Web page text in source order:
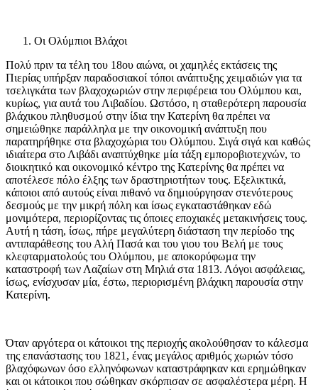
Οι Ολύμπιοι Βλάχοι
Πολύ πριν τα τέλη του 18ου αιώνα, οι χαμηλές εκτάσεις της
Πιερίας υπήρξαν παραδοσιακοί τόποι ανάπτυξης χειμαδιών για τα
τσελιγκάτα των βλαχοχωριών στην περιφέρεια του Ολύμπου και,
κυρίως, για αυτά του Λιβαδίου. Ωστόσο, η σταθερότερη παρουσία
βλάχικου πληθυσμού στην ίδια την Κατερίνη θα πρέπει να
σημειώθηκε παράλληλα με την οικονομική ανάπτυξη που
παρατηρήθηκε στα βλαχοχώρια του Ολύμπου. Σιγά σιγά και καθώς
ιδιαίτερα στο Λιβάδι αναπτύχθηκε μία τάξη εμποροβιοτεχνών, το
διοικητικό και οικονομικό κέντρο της Κατερίνης θα πρέπει να
αποτέλεσε πόλο έλξης των δραστηριοτήτων τους. Εξελικτικά,
κάποιοι από αυτούς είναι πιθανό να δημιούργησαν στενότερους
δεσμούς με την μικρή πόλη και ίσως εγκαταστάθηκαν εδώ
μονιμότερα, περιορίζοντας τις όποιες εποχιακές μετακινήσεις τους.
Αυτή η τάση, ίσως, πήρε μεγαλύτερη διάσταση την περίοδο της
αντιπαράθεσης του Αλή Πασά και του γιου του Βελή με τους
κλεφταρματολούς του Ολύμπου, με αποκορύφωμα την
καταστροφή των Λαζαίων στη Μηλιά στα 1813. Λόγοι ασφάλειας,
ίσως, ενίσχυσαν μία, έστω, περιορισμένη βλάχικη παρουσία στην
Κατερίνη.
Όταν αργότερα οι κάτοικοι της περιοχής ακολούθησαν το κάλεσμα
της επανάστασης του 1821, ένας μεγάλος αριθμός χωριών τόσο
βλαχόφωνων όσο ελληνόφωνων καταστράφηκαν και ερημώθηκαν
και οι κάτοικοι που σώθηκαν σκόρπισαν σε ασφαλέστερα μέρη. Η